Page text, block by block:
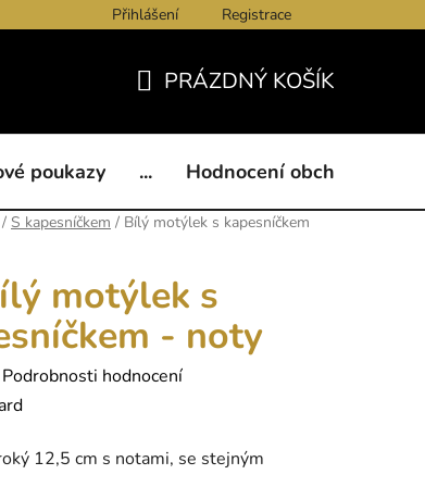
Kontakty Obchodní podmínky
Přihlášení Registrace
KOŠÍK
PRÁZDNÝ KOŠÍK
poukazy ... Hodnocení obchodu
/ S kapesníčkem / Bílý motýlek s kapesníčkem
motýlek s
- noty
Podrobnosti hodnocení
12,5 cm s notami, se stejným